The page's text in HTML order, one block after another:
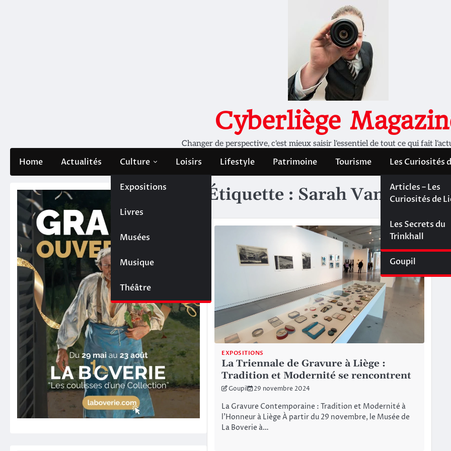
Cyberliège
Changer de perspective, c'est mieux saisir l'essentiel de tout ce qui fait
Home Actualités Culture
Expositions
Livres
Musées
Musique
Théâtre
Loisirs Lifestyle Patrimoine Tourisme Les Curiosités
Les Curiosités de
Liège
Articles – Les
Curiosités de
Les dossiers de
Cyberliège
Les Secrets du
Trinkhall
Goupil
Étiquette : Sarah Van Melick
EXPOSITIONS
La Triennale de Gravure à Liège :
Tradition et Modernité se rencontrent
Goupil 29 novembre 2024
La Gravure Contemporaine : Tradition et Modernité à
l’Honneur à Liège À partir du 29 novembre, le Musée de
La Boverie à…